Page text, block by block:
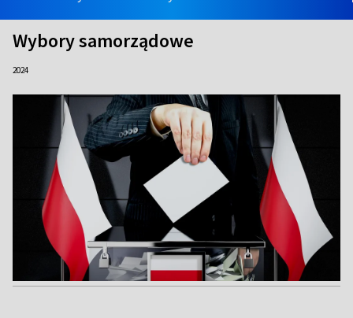
Wybory samorządowe
2024